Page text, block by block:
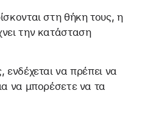
στη θήκη τους, η
την κατάσταση
ενδέχεται να πρέπει να
να μπορέσετε να τα